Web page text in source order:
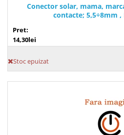
Conector solar, mama,
contacte; 5,5÷8mm ,
Pret:
14,30lei
Stoc epuizat